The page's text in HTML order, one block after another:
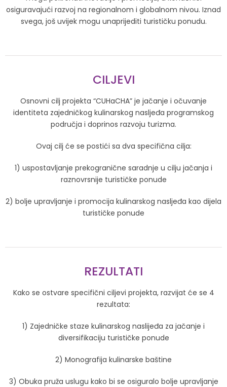
osiguravajući razvoj na regionalnom i globalnom nivou. Iznad
svega, još uvijek mogu unaprijediti turističku ponudu.
CILJEVI
Osnovni cilj projekta “CUHaCHA” je jačanje i očuvanje
identiteta zajedničkog kulinarskog nasljeđa programskog
područja i doprinos razvoju turizma.
Ovaj cilj će se postići sa dva specifična cilja:
1) uspostavljanje prekogranične saradnje u cilju jačanja i
raznovrsnije turističke ponude
2) bolje upravljanje i promocija kulinarskog nasljeđa kao dijela
turističke ponude
REZULTATI
Kako se ostvare specifični ciljevi projekta, razvijat će se 4
rezultata:
1) Zajedničke staze kulinarskog naslijeđa za jačanje i
diversifikaciju turističke ponude
2) Monografija kulinarske baštine
3) Obuka pruža uslugu kako bi se osiguralo bolje upravljanje